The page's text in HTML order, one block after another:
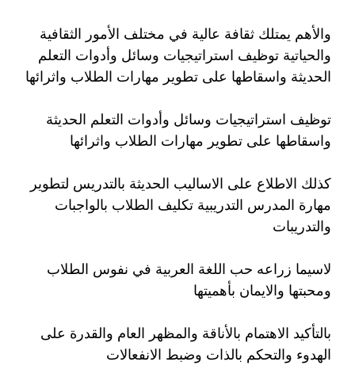
والأهم يمتلك ثقافة عالية في مختلف الأمور الثقافية
والحياتية توظيف استراتيجيات وسائل وأدوات التعلم
الحديثة واسقاطها على تطوير مهارات الطلاب واثرائها
توظيف استراتيجيات وسائل وأدوات التعلم الحديثة
واسقاطها على تطوير مهارات الطلاب واثرائها
كذلك الاطلاع على الاساليب الحديثة بالتدريس لتطوير
مهارة المدرس التدريبية تكليف الطلاب بالواجبات
والتدريبات
لاسيما زراعه حب اللغة العربية في نفوس الطلاب
ومحبتها والايمان بأهميتها
بالتأكيد الاهتمام بالأناقة والمظهر العام والقدرة على
الهدوء والتحكم بالذات وضبط الانفعالات